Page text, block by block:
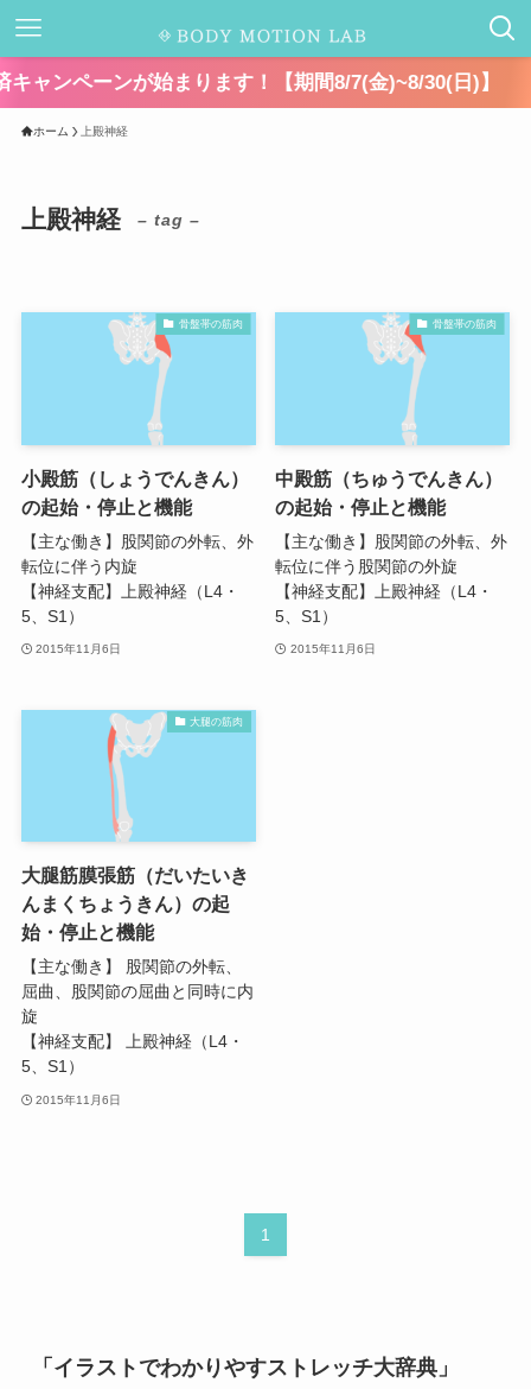
ペーンが始まります！【期間8/7(金)~8/30(日)】
ホーム 上殿神経
上殿神経 – tag –
骨盤帯の筋肉
小殿筋（しょうでんきん）
の起始・停止と機能
【主な働き】股関節の外転、外
転位に伴う内旋
【神経支配】上殿神経（L4・
5、S1）
2015年11月6日
骨盤帯の筋肉
中殿筋（ちゅうでんきん）
の起始・停止と機能
【主な働き】股関節の外転、外
転位に伴う股関節の外旋
【神経支配】上殿神経（L4・
5、S1）
2015年11月6日
大腿の筋肉
大腿筋膜張筋（だいたいき
んまくちょうきん）の起
始・停止と機能
【主な働き】 股関節の外転、
屈曲、股関節の屈曲と同時に内
旋
【神経支配】 上殿神経（L4・
5、S1）
2015年11月6日
1
「イラストでわかりやすストレッチ大辞典」